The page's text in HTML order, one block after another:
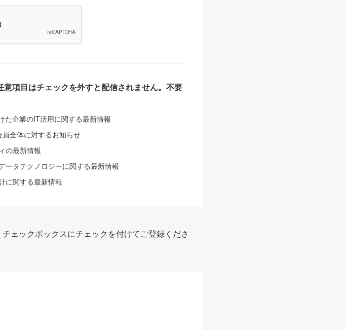
項目はチェックを外すと配信されません。不要
た企業のIT活用に関する最新情報
員全体に対するお知らせ
の最新情報
ータテクノロジーに関する最新情報
に関する最新情報
ェックボックスにチェックを付けてご登録くださ